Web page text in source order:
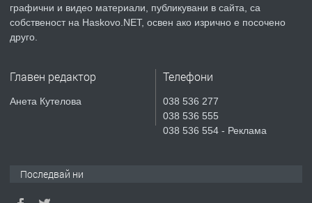
ПРЕДЛАГА
Продавам парцел в гр. Хасково кв.
СГЛОБЯВАНЕ НА МЕБЕЛИ.
графични и видео материали, публикувани в сайта, са
собственост на Haskovo.NET, освен ако изрично е посочено
друго.
Главен редактор
Анета Кутелова
Телефони
038 536 277
038 536 555
038 536 554 - Реклама
Последвай ни